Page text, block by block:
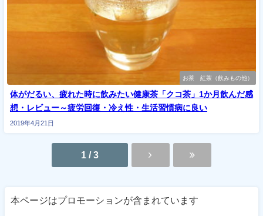
お茶 紅茶（飲みもの他）
体がだるい、疲れた時に飲みたい健康茶「クコ茶」1か月飲んだ感
想・レビュー～疲労回復・冷え性・生活習慣病に良い
2019年4月21日
1 / 3
本ページはプロモーションが含まれています